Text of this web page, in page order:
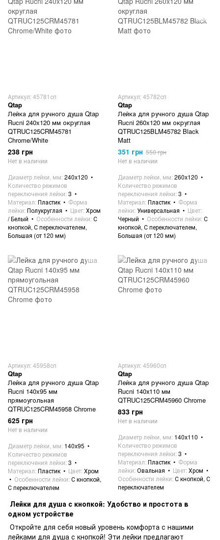
Артикул: 45781сп
Qtap
Лейка для ручного душа Qtap
Rucni 240x120 мм округлая
QTRUC125CRM45781
Chrome/White
238 грн
Нет в наличии
Диаметр лейки, мм 240x120
Количество режимов
переключения лейки 3
Материал Пластик
Форма
лейки Полукруглая Цвет Хром
/ Белый
Особенности лейки С
кнопкой, С переключателем,
Большая (от 120 мм)
Артикул: 45782сп
Qtap
Лейка для ручного душа Qtap
Rucni 260x120 мм округлая
QTRUC125BLM45782 Black
Matt
351 грн 550 грн
Нет в наличии
Диаметр лейки, мм 260x120
Количество режимов
переключения лейки 3
Материал Пластик
Форма
лейки Универсальная
Цвет
Черный
Особенности лейки С
кнопкой, С переключателем,
Большая (от 120 мм)
Артикул: 45958сп
Qtap
Лейка для ручного душа Qtap
Rucni 140x95 мм
прямоугольная
QTRUC125CRM45958 Chrome
625 грн
Нет в наличии
Диаметр лейки, мм 140x95
Количество режимов
переключения лейки 3
Материал Пластик Цвет Хром
Особенности лейки С кнопкой,
С переключателем
Артикул: 45960сп
Qtap
Лейка для ручного душа Qtap
Rucni 140х110 мм
QTRUC125CRM45960 Chrome
833 грн
Нет в наличии
Диаметр лейки, мм 140х110
Количество режимов
переключения лейки 3
Материал Пластик
Форма
лейки Овальная Цвет Хром
Особенности лейки С кнопкой, С
переключателем
Лейки для душа с кнопкой: Удобство и простота в
одном устройстве
Откройте для себя новый уровень комфорта с нашими
лейками для душа с кнопкой! Эти лейки предлагают